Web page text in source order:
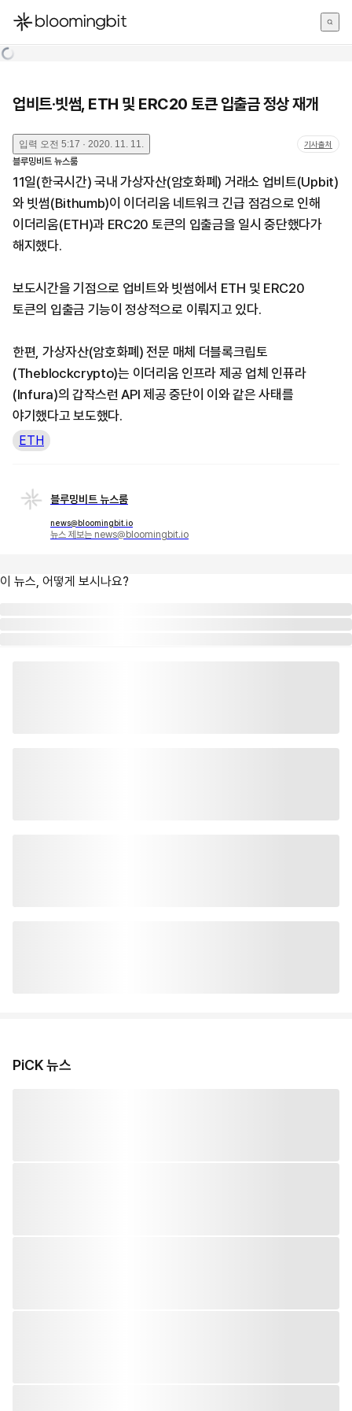
한국어
업비트·빗썸, ETH 및 ERC20 토큰 입출금 정상 재개
입력 오전 5:17 · 2020. 11. 11. 기사출처
블루밍비트 뉴스룸
11일(한국시간) 국내 가상자산(암호화폐) 거래소 업비트(Upbit)
와 빗썸(Bithumb)이 이더리움 네트워크 긴급 점검으로 인해
이더리움(ETH)과 ERC20 토큰의 입출금을 일시 중단했다가
해지했다.
보도시간을 기점으로 업비트와 빗썸에서 ETH 및 ERC20
토큰의 입출금 기능이 정상적으로 이뤄지고 있다.
한편, 가상자산(암호화폐) 전문 매체 더블록크립토
(Theblockcrypto)는 이더리움 인프라 제공 업체 인퓨라
(Infura)의 갑작스런 API 제공 중단이 이와 같은 사태를
야기했다고 보도했다.
ETH
블루밍비트 뉴스룸
news@bloomingbit.io
뉴스 제보는 news@bloomingbit.io
이 뉴스, 어떻게 보시나요?
PiCK 뉴스